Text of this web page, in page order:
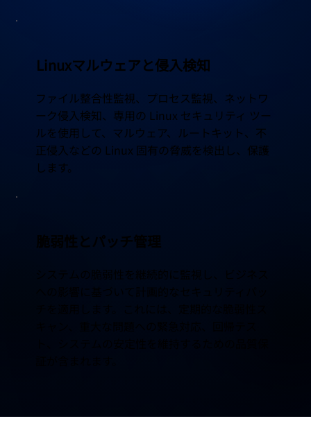
Linuxマルウェアと侵入検知
ファイル整合性監視、プロセス監視、ネットワ
ーク侵入検知、専用の Linux セキュリティ ツー
ルを使用して、マルウェア、ルートキット、不
正侵入などの Linux 固有の脅威を検出し、保護
します。
脆弱性とパッチ管理
システムの脆弱性を継続的に監視し、ビジネス